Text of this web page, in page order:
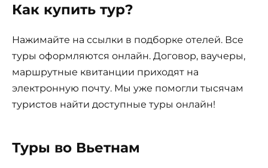
Как купить тур?
Нажимайте на ссылки в подборке отелей. Все
туры оформляются онлайн. Договор, ваучеры,
маршрутные квитанции приходят на
электронную почту. Мы уже помогли тысячам
туристов найти доступные туры онлайн!
Туры во Вьетнам